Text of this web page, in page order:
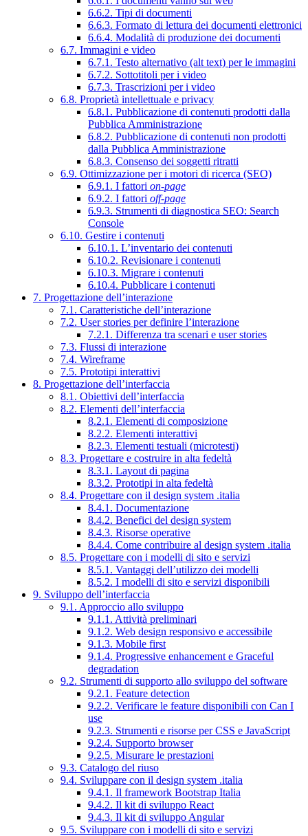
6.6.2. Tipi di documenti
6.6.3. Formato di lettura dei documenti elettronici
6.6.4. Modalità di produzione dei documenti
6.7. Immagini e video
6.7.1. Testo alternativo (alt text) per le immagini
6.7.2. Sottotitoli per i video
6.7.3. Trascrizioni per i video
6.8. Proprietà intellettuale e privacy
6.8.1. Pubblicazione di contenuti prodotti dalla
Pubblica Amministrazione
6.8.2. Pubblicazione di contenuti non prodotti
dalla Pubblica Amministrazione
6.8.3. Consenso dei soggetti ritratti
6.9. Ottimizzazione per i motori di ricerca (SEO)
6.9.1. I fattori on-page
6.9.2. I fattori off-page
6.9.3. Strumenti di diagnostica SEO: Search
Console
6.10. Gestire i contenuti
6.10.1. L’inventario dei contenuti
6.10.2. Revisionare i contenuti
6.10.3. Migrare i contenuti
6.10.4. Pubblicare i contenuti
7. Progettazione dell’interazione
7.1. Caratteristiche dell’interazione
7.2. User stories per definire l’interazione
7.2.1. Differenza tra scenari e user stories
7.3. Flussi di interazione
7.4. Wireframe
7.5. Prototipi interattivi
8. Progettazione dell’interfaccia
8.1. Obiettivi dell’interfaccia
8.2. Elementi dell’interfaccia
8.2.1. Elementi di composizione
8.2.2. Elementi interattivi
8.2.3. Elementi testuali (microtesti)
8.3. Progettare e costruire in alta fedeltà
8.3.1. Layout di pagina
8.3.2. Prototipi in alta fedeltà
8.4. Progettare con il design system .italia
8.4.1. Documentazione
8.4.2. Benefici del design system
8.4.3. Risorse operative
8.4.4. Come contribuire al design system .italia
8.5. Progettare con i modelli di sito e servizi
8.5.1. Vantaggi dell’utilizzo dei modelli
8.5.2. I modelli di sito e servizi disponibili
9. Sviluppo dell’interfaccia
9.1. Approccio allo sviluppo
9.1.1. Attività preliminari
9.1.2. Web design responsivo e accessibile
9.1.3. Mobile first
9.1.4. Progressive enhancement e Graceful
degradation
9.2. Strumenti di supporto allo sviluppo del software
9.2.1. Feature detection
9.2.2. Verificare le feature disponibili con Can I
use
9.2.3. Strumenti e risorse per CSS e JavaScript
9.2.4. Supporto browser
9.2.5. Misurare le prestazioni
9.3. Catalogo del riuso
9.4. Sviluppare con il design system .italia
9.4.1. Il framework Bootstrap Italia
9.4.2. Il kit di sviluppo React
9.4.3. Il kit di sviluppo Angular
9.5. Sviluppare con i modelli di sito e servizi